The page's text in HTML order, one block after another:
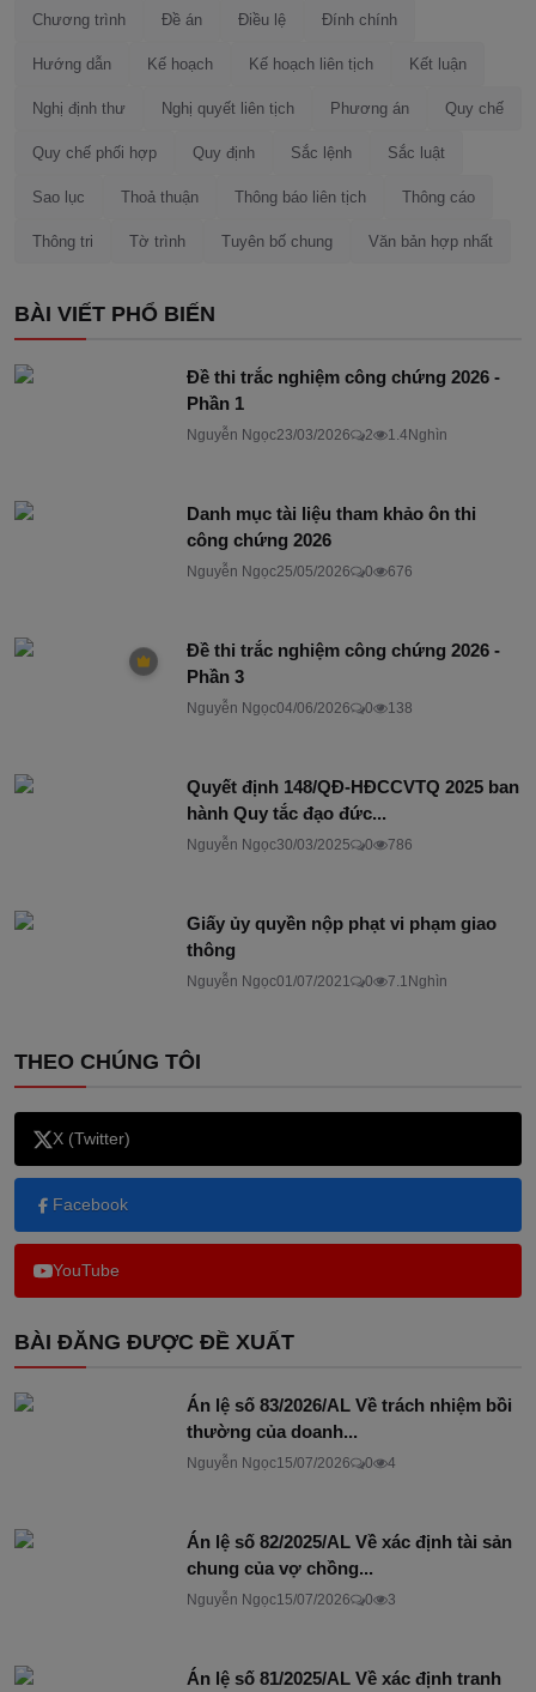
Chương trình Đề án Điều lệ Đính chính
Hướng dẫn Kế hoạch Kế hoạch liên tịch Kết luận
Nghị định thư Nghị quyết liên tịch Phương án Quy chế
Quy chế phối hợp Quy định Sắc lệnh Sắc luật
Sao lục Thoả thuận Thông báo liên tịch Thông cáo
Thông tri Tờ trình Tuyên bố chung Văn bản hợp nhất
BÀI VIẾT PHỔ BIẾN
Đề thi trắc nghiệm công chứng 2026 -
Phần 1
Nguyễn Ngọc23/03/2026 2 1.4Nghìn
Danh mục tài liệu tham khảo ôn thi
công chứng 2026
Nguyễn Ngọc25/05/2026 0 676
Đề thi trắc nghiệm công chứng 2026 -
Phần 3
Nguyễn Ngọc04/06/2026 0 138
Quyết định 148/QĐ-HĐCCVTQ 2025 ban
hành Quy tắc đạo đức...
Nguyễn Ngọc30/03/2025 0 786
Giấy ủy quyền nộp phạt vi phạm giao
thông
Nguyễn Ngọc01/07/2021 0 7.1Nghìn
THEO CHÚNG TÔI
X (Twitter)
Facebook
YouTube
BÀI ĐĂNG ĐƯỢC ĐỀ XUẤT
Án lệ số 83/2026/AL Về trách nhiệm bồi
thường của doanh...
Nguyễn Ngọc15/07/2026 0 4
Án lệ số 82/2025/AL Về xác định tài sản
chung của vợ chồng...
Nguyễn Ngọc15/07/2026 0 3
Án lệ số 81/2025/AL Về xác định tranh